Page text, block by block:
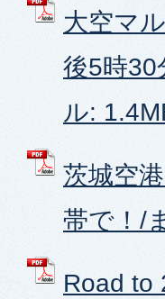
大空マ
後5時30
ル:
茨城空
帯で！/
Road to